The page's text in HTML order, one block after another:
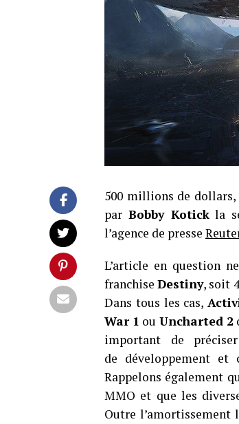
500 millions de
par Bobby Kotickla
l’agence de presse
L’article en question
franchiseDestiny, soit
Dans tous les cas,
War 1 ou Uncharted 2
important de
de développement et
Rappelons également
MMO et que les
Outre l’amortissement